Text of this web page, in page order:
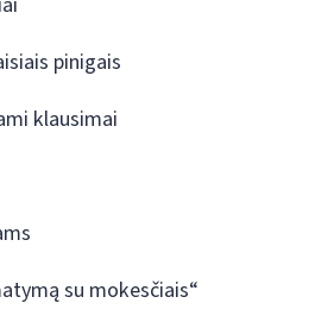
pinigais
klausimai
su mokesčiais“